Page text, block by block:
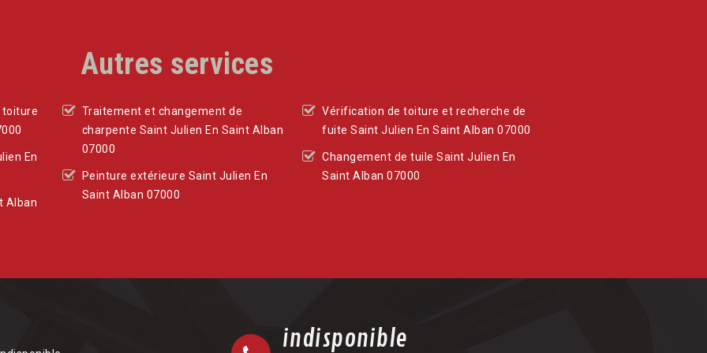
Autres services
toiture
En
Alban
Traitement et changement de
charpente Saint Julien En Saint Alban
07000
Peinture extérieure Saint Julien En
Saint Alban 07000
Vérification de toiture et recherche de
fuite Saint Julien En Saint Alban 07000
Changement de tuile Saint Julien En
Saint Alban 07000
indisponible